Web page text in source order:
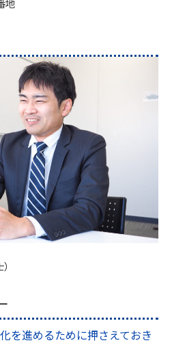
地
を進めるために押さえておき